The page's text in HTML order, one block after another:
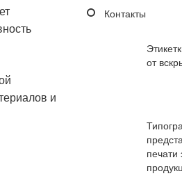
и
Контакты
от
печати